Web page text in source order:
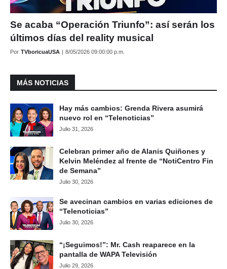
Se acaba “Operación Triunfo”: así serán los
últimos días del reality musical
Por TVboricuaUSA | 8/05/2026 09:00:00 p.m.
MÁS NOTICIAS
Hay más cambios: Grenda Rivera asumirá
nuevo rol en “Telenoticias”
Julio 31, 2026
Celebran primer año de Alanis Quiñones y
Kelvin Meléndez al frente de “NotiCentro Fin
de Semana”
Julio 30, 2026
Se avecinan cambios en varias ediciones de
“Telenoticias”
Julio 30, 2026
“¡Seguimos!”: Mr. Cash reaparece en la
pantalla de WAPA Televisión
Julio 29, 2026